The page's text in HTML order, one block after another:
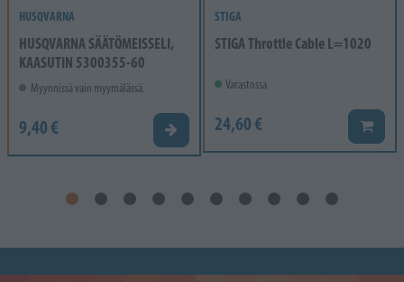
HUSQVARNA
HUSQVARNA SÄÄTÖMEISSELI,
KAASUTIN 5300355-60
Myynnissä vain myymälässä.
9,40 € Valitse vaihtoehto
STIGA
STIGA Throttle Cable L=1020
Varastossa
24,60 € Lisää